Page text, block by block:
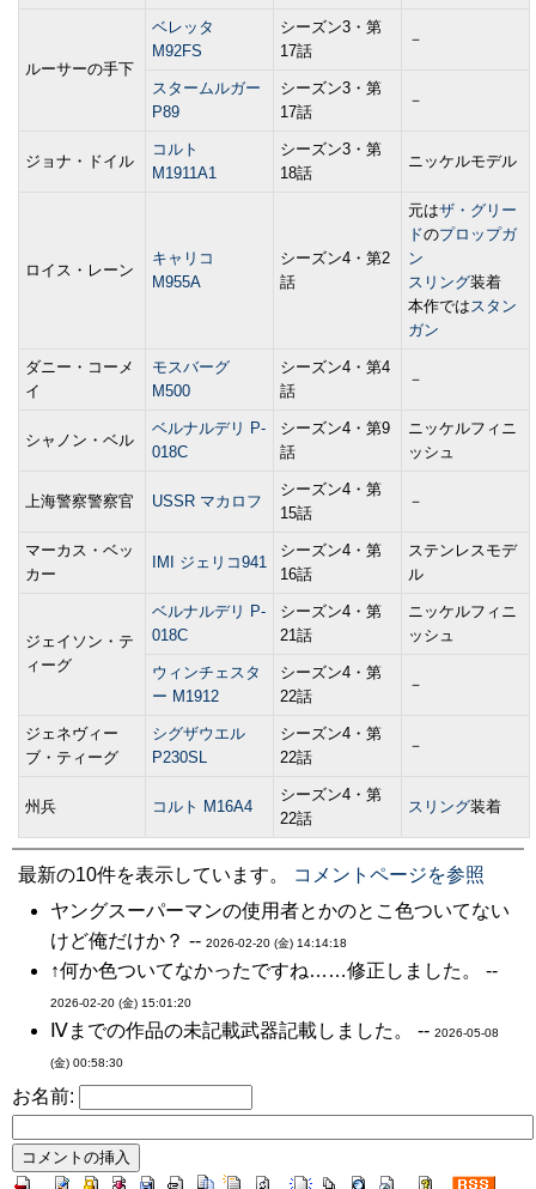
ルーサーの手下
ベレッタ
M92FS
シーズン3・第
17話
－
スタームルガー
P89
シーズン3・第
17話
－
ジョナ・ドイル
コルト
M1911A1
シーズン3・第
18話
ニッケルモデル
ロイス・レーン
キャリコ
M955A
シーズン4・第2
話
元はザ・グリー
ドのプロップガ
ン
スリング装着
本作ではスタン
ガン
ダニー・コーメ
イ
モスバーグ
M500
シーズン4・第4
話
－
シャノン・ベル
ベルナルデリ P-
018C
シーズン4・第9
話
ニッケルフィニ
ッシュ
上海警察警察官 USSR マカロフ
シーズン4・第
15話
－
マーカス・ベッ
カー
IMI ジェリコ941
シーズン4・第
16話
ステンレスモデ
ル
ジェイソン・テ
ィーグ
ベルナルデリ P-
018C
シーズン4・第
21話
ニッケルフィニ
ッシュ
ウィンチェスタ
ー M1912
シーズン4・第
22話
－
ジェネヴィー
ブ・ティーグ
シグザウエル
P230SL
シーズン4・第
22話
－
州兵 コルト M16A4
シーズン4・第
22話
スリング装着
最新の10件を表示しています。
コメントページを参照
ヤングスーパーマンの使用者とかのとこ色ついてない
けど俺だけか？ -- 2026-02-20 (金) 14:14:18
↑何か色ついてなかったですね……修正しました。 --
2026-02-20 (金) 15:01:20
Ⅳまでの作品の未記載武器記載しました。 -- 2026-05-08
(金) 00:58:30
お名前: